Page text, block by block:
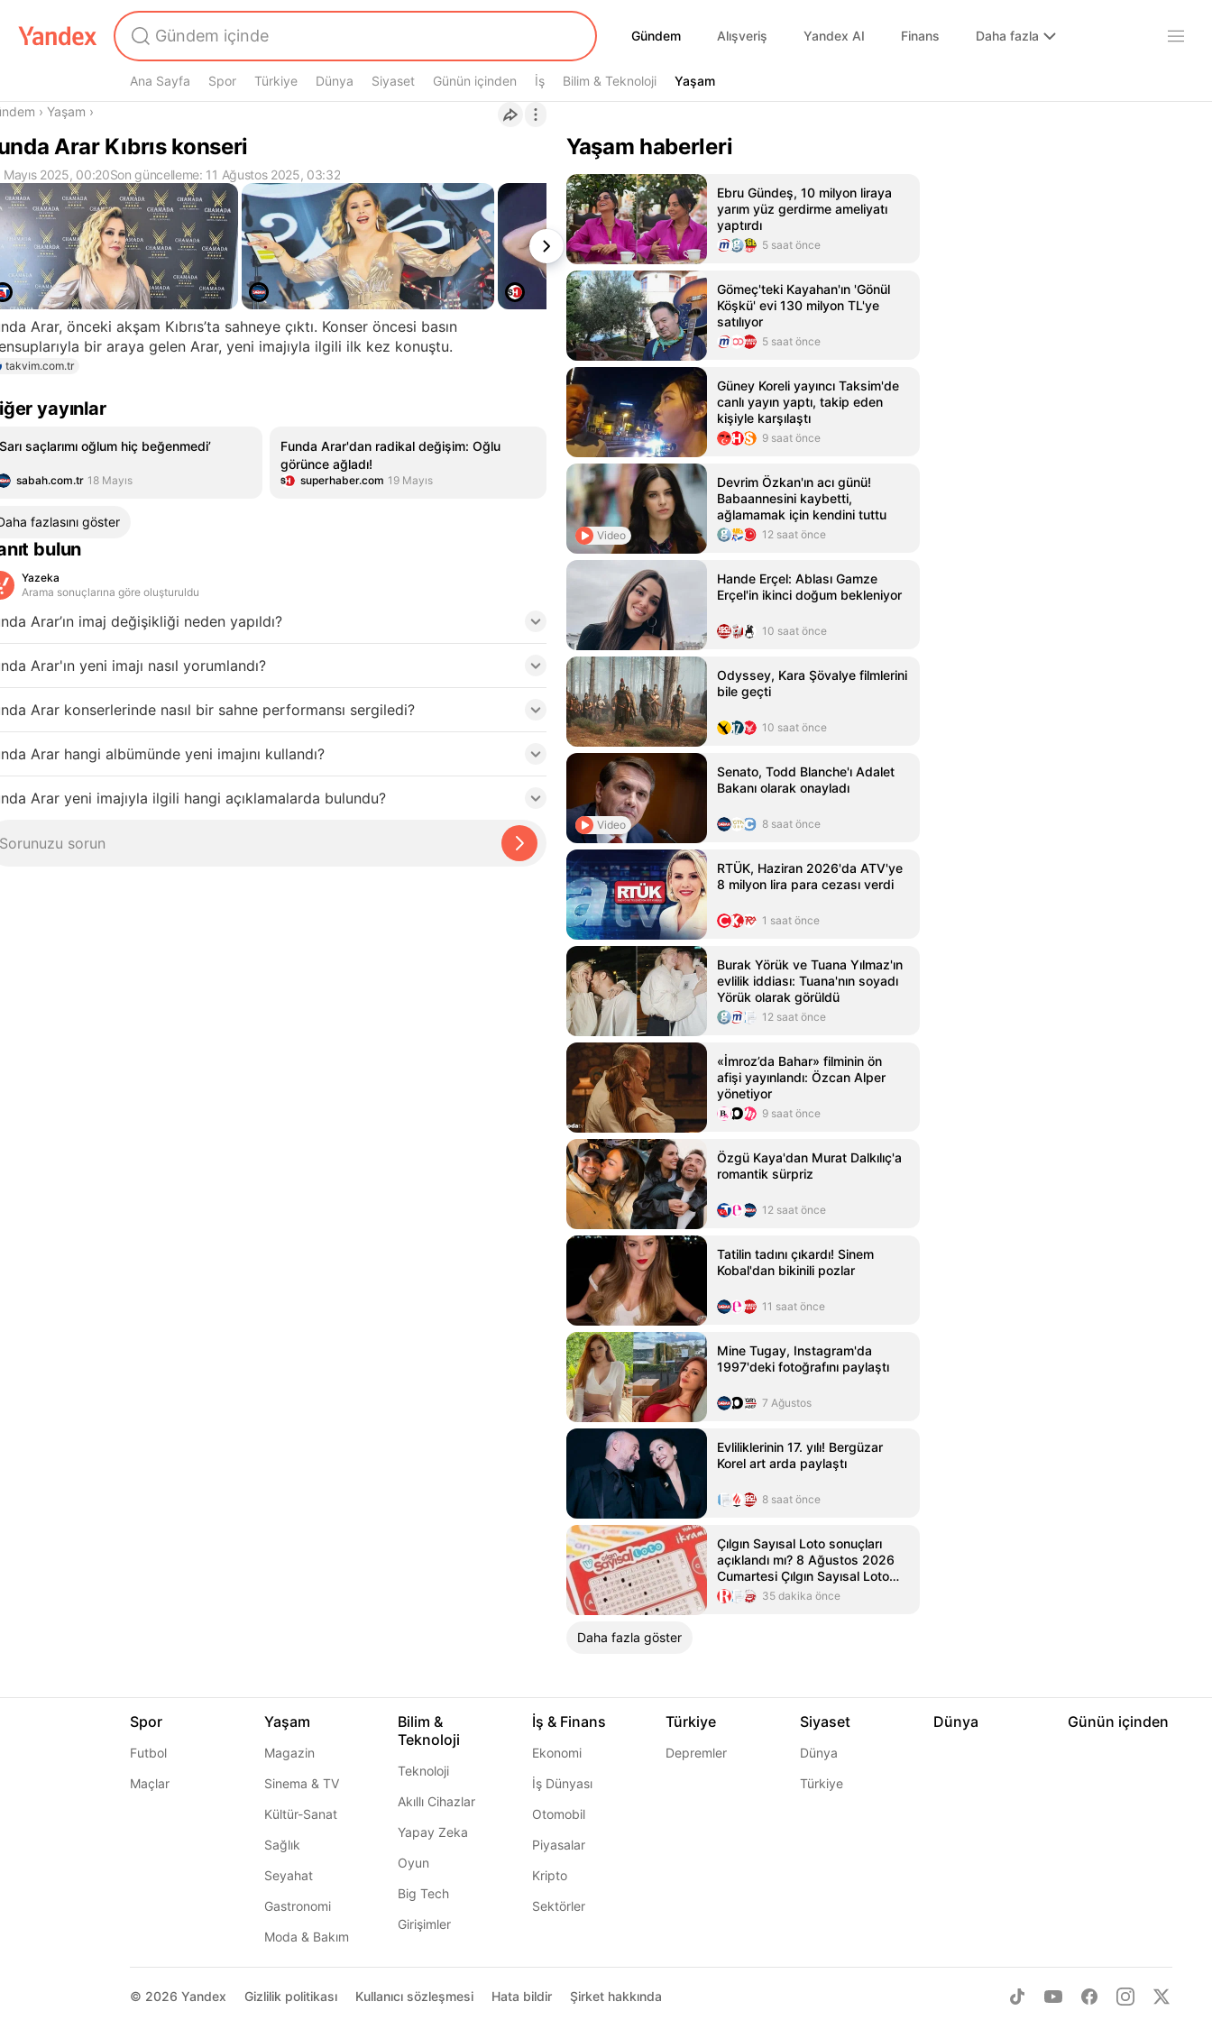
Gündem
Gündem Alışveriş Yandex AI Finans Daha fazla
Ana Sayfa Spor Türkiye Dünya Siyaset Günün içinden İş Bilim & Teknoloji Yaşam
Yaşam
› Yaşam ›
Arar Kıbrıs konseri
Mayıs 2025, 00:20Son güncelleme: 11 Ağustos 2025, 03:32
Arar, önceki akşam Kıbrıs’ta sahneye çıktı. Konser öncesi basın
bir araya gelen Arar, yeni imajıyla ilgili ilk kez konuştu.
takvim.com.tr
yayınlar
saçlarımı oğlum hiç beğenmedi’
sabah.com.tr 18 Mayıs
Funda Arar'dan radikal değişim: Oğlu
görünce ağladı!
superhaber.com 19 Mayıs
fazlasını göster
bulun
Yazeka
Arama sonuçlarına göre oluşturuldu
Arar’ın imaj değişikliği neden yapıldı?
Arar'ın yeni imajı nasıl yorumlandı?
Arar konserlerinde nasıl bir sahne performansı sergiledi?
Arar hangi albümünde yeni imajını kullandı?
Arar yeni imajıyla ilgili hangi açıklamalarda bulundu?
Yaşam haberleri
Ebru Gündeş, 10 milyon liraya
yarım yüz gerdirme ameliyatı
yaptırdı
5 saat önce
Gömeç'teki Kayahan'ın 'Gönül
Köşkü' evi 130 milyon TL'ye
satılıyor
5 saat önce
Güney Koreli yayıncı Taksim'de
canlı yayın yaptı, takip eden
kişiyle karşılaştı
9 saat önce
Video
Devrim Özkan'ın acı günü!
Babaannesini kaybetti,
ağlamamak için kendini tuttu
12 saat önce
Hande Erçel: Ablası Gamze
Erçel'in ikinci doğum bekleniyor
10 saat önce
Odyssey, Kara Şövalye filmlerini
bile geçti
10 saat önce
Video
Senato, Todd Blanche'ı Adalet
Bakanı olarak onayladı
8 saat önce
RTÜK, Haziran 2026'da ATV'ye
8 milyon lira para cezası verdi
1 saat önce
Burak Yörük ve Tuana Yılmaz'ın
evlilik iddiası: Tuana'nın soyadı
Yörük olarak görüldü
12 saat önce
«İmroz’da Bahar» filminin ön
afişi yayınlandı: Özcan Alper
yönetiyor
9 saat önce
Özgü Kaya'dan Murat Dalkılıç'a
romantik sürpriz
12 saat önce
Tatilin tadını çıkardı! Sinem
Kobal'dan bikinili pozlar
11 saat önce
Mine Tugay, Instagram'da
1997'deki fotoğrafını paylaştı
7 Ağustos
Evliliklerinin 17. yılı! Bergüzar
Korel art arda paylaştı
8 saat önce
Çılgın Sayısal Loto sonuçları
açıklandı mı? 8 Ağustos 2026
Cumartesi Çılgın Sayısal Loto
sonuçları ve sorgulama ekranı
35 dakika önce
Daha fazla göster
Spor
Futbol
Maçlar
Yaşam
Magazin
Sinema & TV
Kültür-Sanat
Sağlık
Seyahat
Gastronomi
Moda & Bakım
Bilim &
Teknoloji
Teknoloji
Akıllı Cihazlar
Yapay Zeka
Oyun
Big Tech
Girişimler
İş & Finans
Ekonomi
İş Dünyası
Otomobil
Piyasalar
Kripto
Sektörler
Türkiye
Depremler
Siyaset
Dünya
Türkiye
Dünya Günün içinden
© 2026 Yandex Gizlilik politikası Kullanıcı sözleşmesi Hata bildir Şirket hakkında